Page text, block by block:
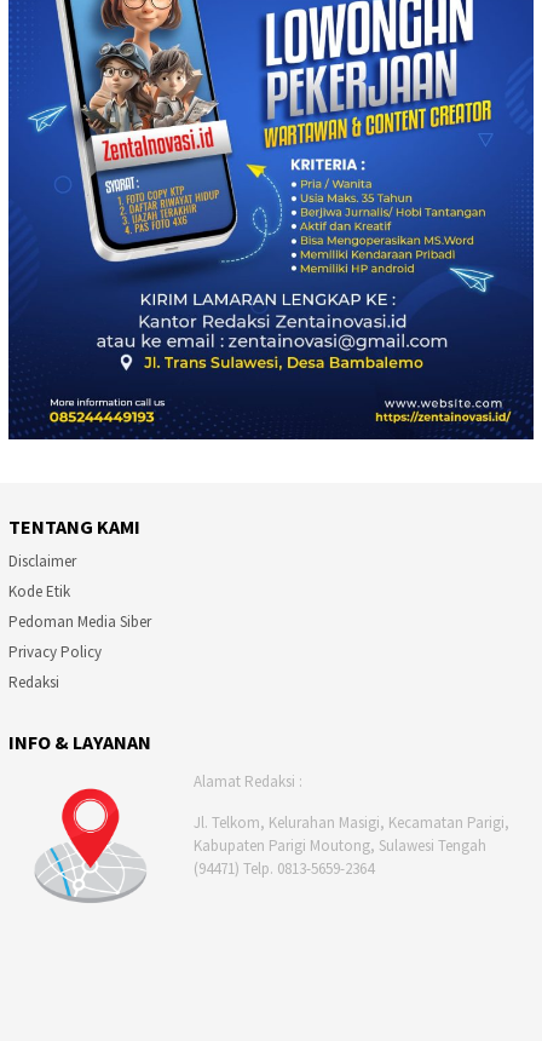
TENTANG KAMI
Disclaimer
Kode Etik
Pedoman Media Siber
Privacy Policy
Redaksi
INFO & LAYANAN
Alamat Redaksi :
Jl. Telkom, Kelurahan Masigi, Kecamatan Parigi,
Kabupaten Parigi Moutong, Sulawesi Tengah
(94471) Telp. 0813-5659-2364